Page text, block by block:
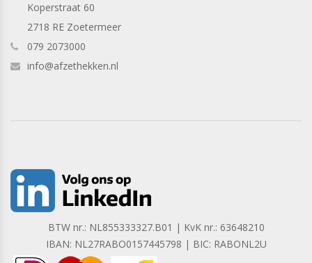
Koperstraat 60
2718 RE Zoetermeer
079 2073000
info@afzethekken.nl
BTW nr.: NL855333327.B01 | KvK nr.: 63648210
IBAN: NL27RABO0157445798 | BIC: RABONL2U